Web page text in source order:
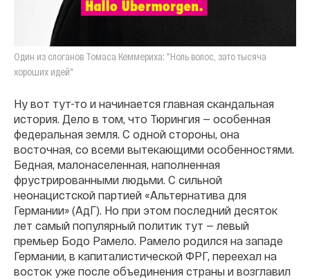
Один из слоганов Томаса Кеммериха: "Ноль волос, зато тысяча
хороших идей"
Ну вот тут-то и начинается главная скандальная
история. Дело в том, что Тюрингия — особенная
федеральная земля. С одной стороны, она
восточная, со всеми вытекающими особенностями.
Бедная, малонаселенная, наполненная
фрустрированными людьми. С сильной
неонацистской партией «Альтернатива для
Германии» (АдГ). Но при этом последний десяток
лет самый популярный политик тут — левый
премьер Бодо Рамело. Рамело родился на западе
Германии, в капиталистической ФРГ, переехал на
восток уже после объединения страны и возглавил